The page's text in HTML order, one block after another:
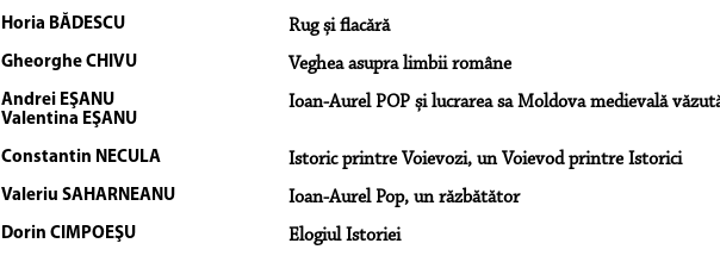
Horia BĂDESCU Rug și flacără
Gheorghe CHIVU Veghea asupra limbii române
Andrei EŞANU
Valentina EŞANU
Ioan-Aurel POP și lucrarea sa Moldova medievală
Constantin NECULA Istoric printre Voievozi, un Voievod printre Istorici
Valeriu SAHARNEANU Ioan-Aurel Pop, un răzbătător
Dorin CIMPOEŞU Elogiul Istoriei